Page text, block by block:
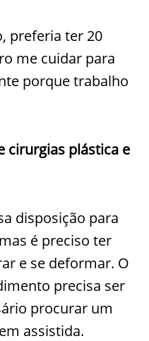
preferia ter 20
me cuidar para
porque trabalho
cirurgias plástica e
disposição para
é preciso ter
e se deformar. O
precisa ser
procurar um
assistida.